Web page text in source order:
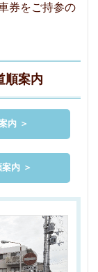
券をご持参の
順案内
内 ＞
内 ＞